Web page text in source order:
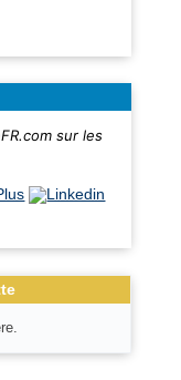
sur les